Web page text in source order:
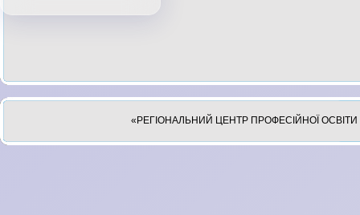
«РЕГІОНАЛЬНИЙ ЦЕНТР ПРОФЕСІЙНОЇ